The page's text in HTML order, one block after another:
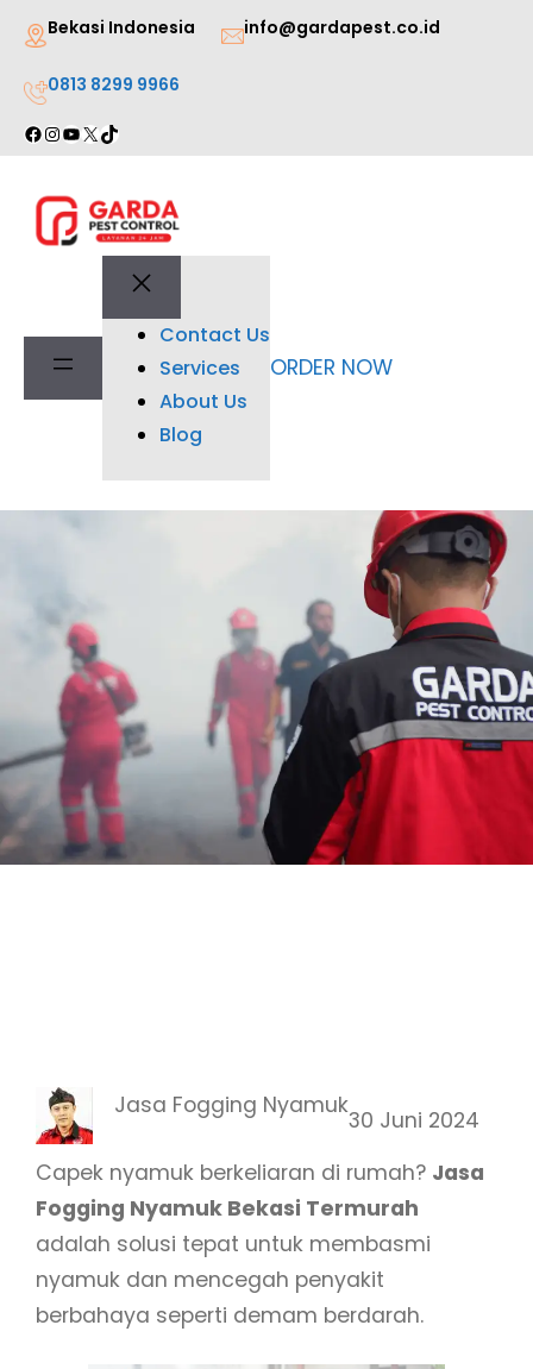
Lewati
konten
Bekasi Indonesia info@gardapest.co.id
0813 8299 9966
Facebook
Instagram
YouTube
X TikTok
Contact Us
Services
About Us
Blog
ORDER NOW
Jasa Fogging Nyamuk
30 Juni 2024
Capek nyamuk berkeliaran di rumah? Jasa
Fogging Nyamuk Bekasi Termurah
adalah solusi tepat untuk membasmi
nyamuk dan mencegah penyakit
berbahaya seperti demam berdarah.